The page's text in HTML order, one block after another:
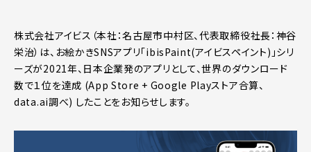
株式会社アイビス（本社：名古屋市中村区、代表取締役社長：神谷
栄治）は、お絵かきSNSアプリ「ibisPaint(アイビスペイント)」シリ
ーズが2021年、日本企業発のアプリとして、世界のダウンロード
数で１位を達成 (App Store + Google Playストア合算、
data.ai調べ) したことをお知らせします。